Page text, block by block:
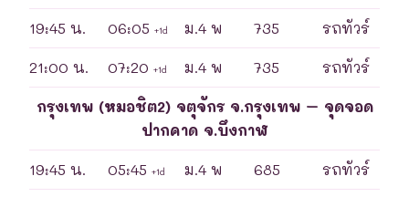
19:45 น. 06:05 +1d ม.4 พ 735 รถทัวร์
21:00 น. 07:20 +1d ม.4 พ 735 รถทัวร์
กรุงเทพ (หมอชิต2) จตุจักร จ.กรุงเทพ – จุดจอด
ปากคาด จ.บึงกาฬ
19:45 น. 05:45 +1d ม.4 พ 685 รถทัวร์